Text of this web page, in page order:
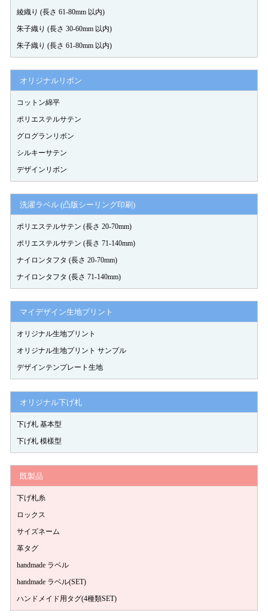
綾織り (長さ 61-80mm 以内)
朱子織り (長さ 30-60mm 以内)
朱子織り (長さ 61-80mm 以内)
オリジナルリボン
コットン綿平
ポリエステルサテン
グログランリボン
シルキーサテン
デザインリボン
洗濯ラベル (凸版シーリング印刷)
ポリエステルサテン (長さ 20-70mm)
ポリエステルサテン (長さ 71-140mm)
ナイロンタフタ (長さ 20-70mm)
ナイロンタフタ (長さ 71-140mm)
マイデザイン生地プリント
オリジナル生地プリント
オリジナル生地プリント サンプル
デザインテンプレート生地
オリジナル下げ札
下げ札 基本型
下げ札 模樣型
既製品
下げ札糸
ロックス
サイズネーム
革タグ
handmade ラベル
handmade ラベル(SET)
ハンドメイド用タグ(4種類SET)